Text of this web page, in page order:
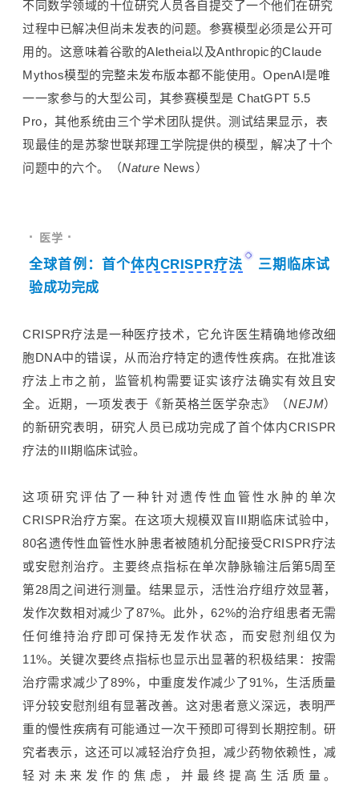
不同数学领域的十位研究人员各自提交了一个他们在研究
过程中已解决但尚未发表的问题。参赛模型必须是公开可
用的。这意味着谷歌的Aletheia以及Anthropic的Claude
Mythos模型的完整未发布版本都不能使用。OpenAI是唯
一一家参与的大型公司，其参赛模型是 ChatGPT 5.5
Pro，其他系统由三个学术团队提供。测试结果显示，表
现最佳的是苏黎世联邦理工学院提供的模型，解决了十个
问题中的六个。（Nature News）
· 医学 ·
全球首例：首个体内CRISPR疗法
三期临床试
验成功完成
CRISPR疗法是一种医疗技术，它允许医生精确地修改细
胞DNA中的错误，从而治疗特定的遗传性疾病。在批准该
疗法上市之前，监管机构需要证实该疗法确实有效且安
全。近期，一项发表于 《新英格兰医学杂志》 （NEJM）
的新研究表明， 研究人员已成功完成了首个体内CRISPR
疗法的III期临床试验。
这项研究评估了一种针对遗传性血管性水肿的单次
CRISPR治疗方案。在这项大规模双盲III期临床试验中，
80名遗传性血管性水肿患者被随机分配接受CRISPR疗法
或安慰剂治疗。主要终点指标在单次静脉输注后第5周至
第28周之间进行测量。结果显示，活性治疗组疗效显著，
发作次数相对减少了87%。此外，62%的治疗组患者无需
任何维持治疗即可保持无发作状态，而安慰剂组仅为
11%。关键次要终点指标也显示出显著的积极结果：按需
治疗需求减少了89%，中重度发作减少了91%，生活质量
评分较安慰剂组有显著改善。这对患者意义深远，表明严
重的慢性疾病有可能通过一次干预即可得到长期控制。研
究者表示，这还可以减轻治疗负担，减少药物依赖性，减
轻对未来发作的焦虑，并最终提高生活质量。